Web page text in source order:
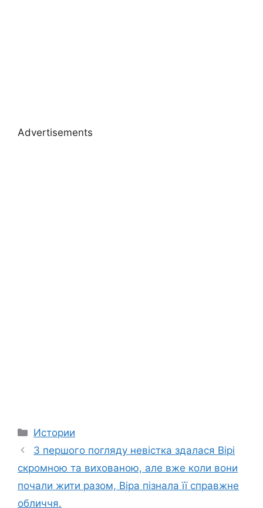
Advertisements
Categories
Истории
З першого погляду невістка здалася Вірі
скромною та вихованою, але вже коли вони
почали жити разом, Віра пізнала її справжне
обличчя.